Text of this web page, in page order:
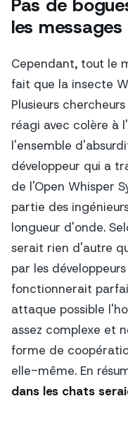
Pas de
les
Cependant, tout le
fait que la insecte
Plusieurs
réagi avec colère à
l'ensemble
développeur qui a
de l'Open Whisper
partie des
longueur d'onde.
serait rien d'autre
par les
fonctionnerait
attaque possible
assez complexe et
forme de
elle-même. En
dans les chats